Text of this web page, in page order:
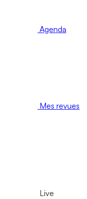
Agenda
Mes revues
Live